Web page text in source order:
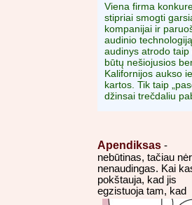
Viena firma
stipriai smogti
kompanijai ir
audinio
audinys atrodo taip
būtų nešiojusios
Kalifornijos aukso
kartos. Tik taip
džinsai trečdaliu
Apendiksas -
nebūtinas, tačiau
nenaudingas. Kai
pokštauja, kad jis
egzistuoja tam, kad